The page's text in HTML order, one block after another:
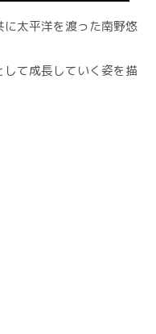
に太平洋を渡った南野悠
て成長していく姿を描